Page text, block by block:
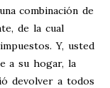
combinación de
de la cual
Y, usted
a su hogar, la
devolver a todos